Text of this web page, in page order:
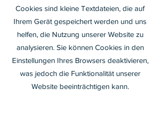
Cookies sind kleine Textdateien, die auf
Ihrem Gerät gespeichert werden und uns
helfen, die Nutzung unserer Website zu
analysieren. Sie können Cookies in den
Einstellungen Ihres Browsers deaktivieren,
was jedoch die Funktionalität unserer
Website beeinträchtigen kann.